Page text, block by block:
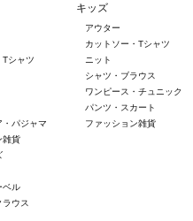
Tシャツ
パジャマ
雑貨
ベル
ウス
キッズ
アウター
カットソー・Tシャツ
ニット
シャツ・ブラウス
ワンピース・チュニック
パンツ・スカート
ファッション雑貨